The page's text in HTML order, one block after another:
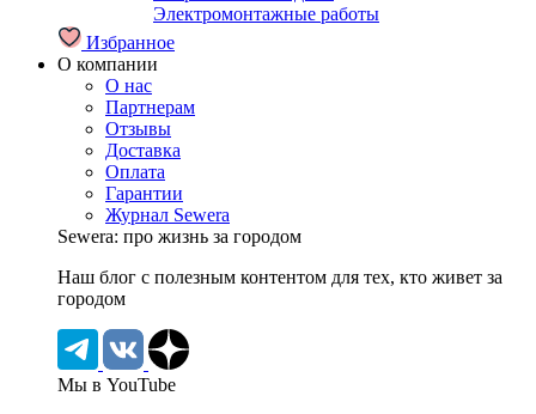
Электромонтажные работы
Избранное
О компании
О нас
Партнерам
Отзывы
Доставка
Оплата
Гарантии
Журнал Sewera
Sewera: про жизнь за городом
Наш блог c полезным контентом для тех, кто живет за
городом
Мы в YouTube